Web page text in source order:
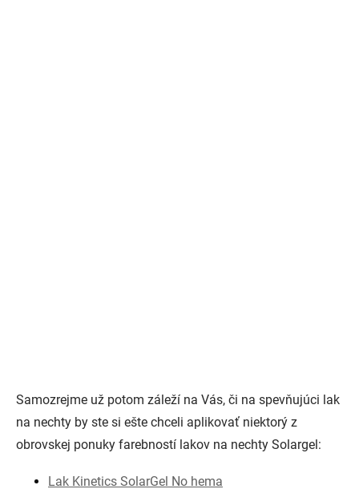
Samozrejme už potom záleží na Vás, či na spevňujúci lak
na nechty by ste si ešte chceli aplikovať niektorý z
obrovskej ponuky farebností lakov na nechty Solargel:
Lak Kinetics SolarGel No hema